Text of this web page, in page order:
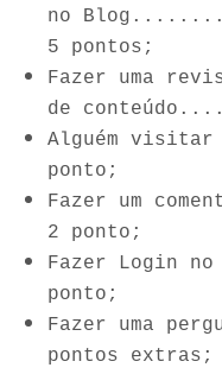
no
5 pontos;
Fazer uma
de
Alguém visitar
ponto;
Fazer um
2 ponto;
Fazer
ponto;
Fazer uma
pontos extras;